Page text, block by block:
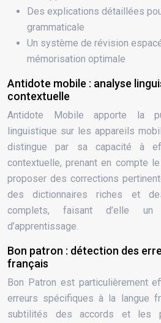
Des explications détaillées
grammaticale
Un système de révision
mémorisation optimale
Antidote mobile : analyse
contextuelle
Antidote Mobile apporte la
linguistique sur les appareils
distingue par sa capacité à
contextuelle, prenant en compte
proposer des corrections
des dictionnaires riches et
complets, faisant d’elle un
d’apprentissage.
Bon patron : détection des
français
Bon Patron est particulièrement
erreurs spécifiques à la langue
subtilités des accords et les